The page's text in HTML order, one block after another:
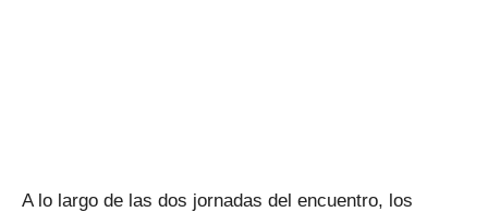
A lo largo de las dos jornadas del encuentro, los